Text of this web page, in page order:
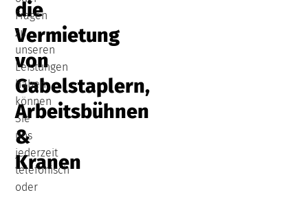
die
Vermietung
von
Gabelstaplern,
Arbeitsbühnen
&
Kranen
Fragen
zu
unseren
Leistungen
haben,
können
Sie
uns
jederzeit
telefonisch
oder